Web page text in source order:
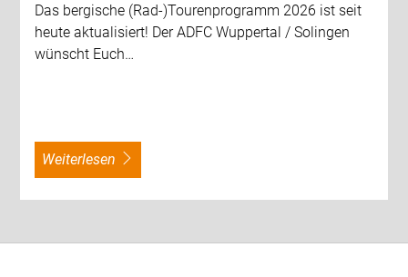
Das bergische (Rad-)Tourenprogramm 2026 ist seit
heute aktualisiert! Der ADFC Wuppertal / Solingen
wünscht Euch…
weiterlesen